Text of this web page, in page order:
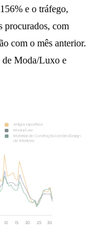
e o tráfego,
procurados, com
com o mês anterior.
de Moda/Luxo e